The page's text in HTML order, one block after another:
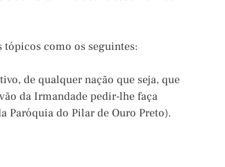
tópicos como os seguintes:
de qualquer nação que seja, que
da Irmandade pedir-lhe faça
Paróquia do Pilar de Ouro Preto).